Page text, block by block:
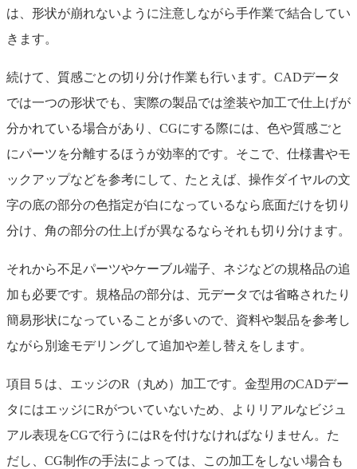
は、形状が崩れないように注意しながら手作業で結合してい
きます。
続けて、質感ごとの切り分け作業も行います。CADデータ
では一つの形状でも、実際の製品では塗装や加工で仕上げが
分かれている場合があり、CGにする際には、色や質感ごと
にパーツを分離するほうが効率的です。そこで、仕様書やモ
ックアップなどを参考にして、たとえば、操作ダイヤルの文
字の底の部分の色指定が白になっているなら底面だけを切り
分け、角の部分の仕上げが異なるならそれも切り分けます。
それから不足パーツやケーブル端子、ネジなどの規格品の追
加も必要です。規格品の部分は、元データでは省略されたり
簡易形状になっていることが多いので、資料や製品を参考し
ながら別途モデリングして追加や差し替えをします。
項目５は、エッジのR（丸め）加工です。金型用のCADデー
タにはエッジにRがついていないため、よりリアルなビジュ
アル表現をCGで行うにはRを付けなければなりません。た
だし、CG制作の手法によっては、この加工をしない場合も